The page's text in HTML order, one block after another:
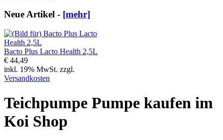
Neue Artikel - [mehr]
Bacto Plus Lacto Health 2,5L
€ 44,49
inkl. 19% MwSt. zzgl.
Versandkosten
Teichpumpe Pumpe kaufen im
Koi Shop